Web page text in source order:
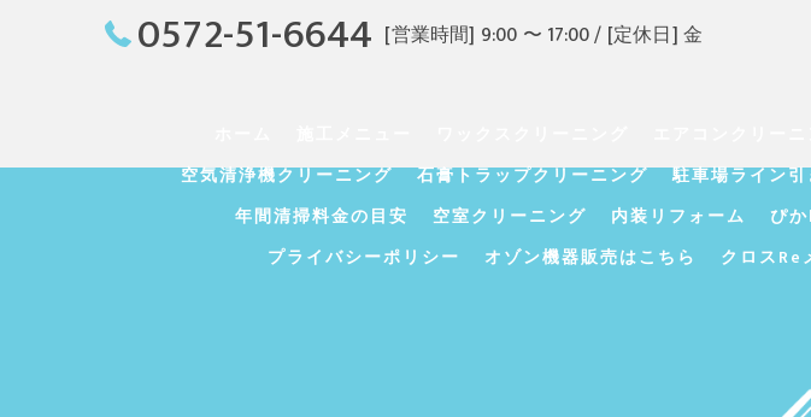
0572-51-6644 [営業時間] 9:00 〜 17:00 / [定休日] 金
空気清浄機クリーニング
石膏トラップクリーニング 駐車場ライン
年間清掃料金の目安
空室クリーニング 内装リフォーム ぴ
プライバシーポリシー
オゾン機器販売はこちら クロスRe